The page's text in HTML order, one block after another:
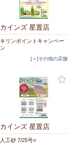
カインズ 星置店
キリンポイントキャンペー
ン
[＋]その他の店舗
カインズ 星置店
人工砂 7/25号○